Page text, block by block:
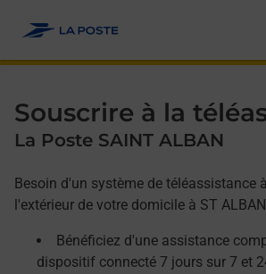
Souscrire à la
La Poste SAINT ALBAN
Besoin d'un système de téléassistance
l'extérieur de votre domicile à ST
Bénéficiez d'une assistance
dispositif connecté 7 jours sur 7 et